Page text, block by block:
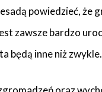
powiedzieć, że
zawsze bardzo
będą inne niż zwykle.